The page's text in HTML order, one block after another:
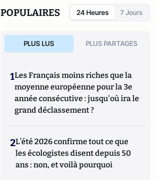
POPULAIRES 24 Heures 7 Jours
PLUS LUS PLUS PARTAGES
1Les Français moins riches que la
moyenne européenne pour la 3e
année consécutive : jusqu'où ira le
grand déclassement ?
2L’été 2026 confirme tout ce que
les écologistes disent depuis 50
ans : non, et voilà pourquoi